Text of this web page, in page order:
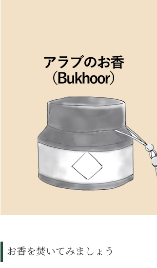
お香を焚いてみましょう